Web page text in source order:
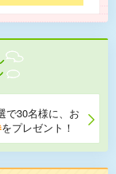
で30名様に、お
をプレゼント！